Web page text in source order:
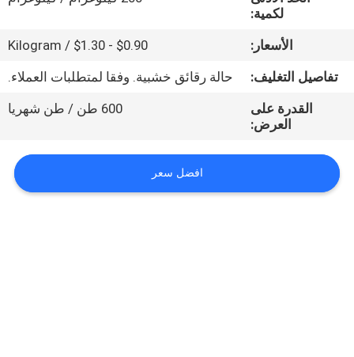
المعمل
مراقبة
الجودة
اتصل
لكمية:
الأسعار:
$0.90 - $1.30 / Kilogram
تفاصيل التغليف:
حالة رقائق خشبية. وفقا لمتطلبات العملاء.
القدرة على
العرض:
600 طن / طن شهريا
افضل سعر